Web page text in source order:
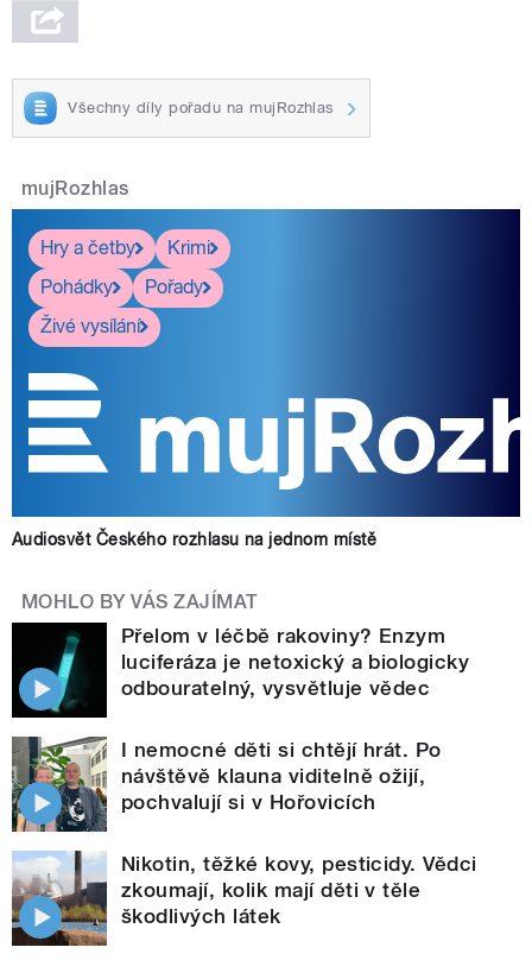
Všechny díly pořadu na mujRozhlas
mujRozhlas
Hry a četby
Krimi
Pohádky
Pořady
Živé vysílání
Audiosvět Českého rozhlasu na jednom místě
MOHLO BY VÁS ZAJÍMAT
Přelom v léčbě rakoviny? Enzym
luciferáza je netoxický a biologicky
odbouratelný, vysvětluje vědec
I nemocné děti si chtějí hrát. Po
návštěvě klauna viditelně ožijí,
pochvalují si v Hořovicích
Nikotin, těžké kovy, pesticidy. Vědci
zkoumají, kolik mají děti v těle
škodlivých látek